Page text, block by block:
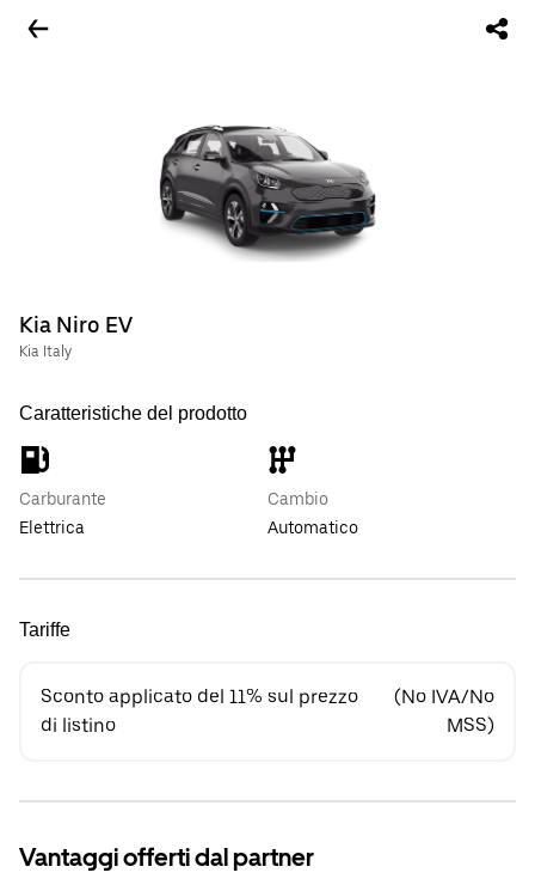
Kia Niro EV
Kia Italy
Caratteristiche del prodotto
Carburante
Elettrica
Cambio
Automatico
Tariffe
Sconto applicato del 11% sul prezzo
di listino
(No IVA/No
MSS)
Vantaggi offerti dal partner